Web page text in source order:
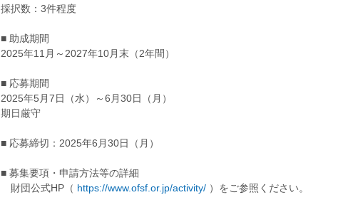
採択数：3件程度
■ 助成期間
2025年11月～2027年10月末（2年間）
■ 応募期間
2025年5月7日（水）～6月30日（月）
期日厳守
■ 応募締切：2025年6月30日（月）
■ 募集要項・申請方法等の詳細
財団公式HP（ https://www.ofsf.or.jp/activity/）をご参照ください。